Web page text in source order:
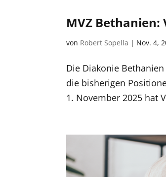
MVZ
von Robert Sopella | Nov. 4,
Die Diakonie
die bisherigen
1. November 2025 hat